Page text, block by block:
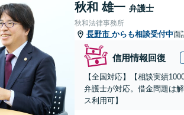
秋和 雄一 弁護士
秋和法律事務所
長野市 からも相談受付中面
信用情報回復
【全国対応】【相談実績
弁護士が対応。借金問題は
ス利用可】